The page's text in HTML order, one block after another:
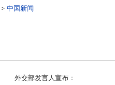
> 中国新闻
外交部发言人宣布：